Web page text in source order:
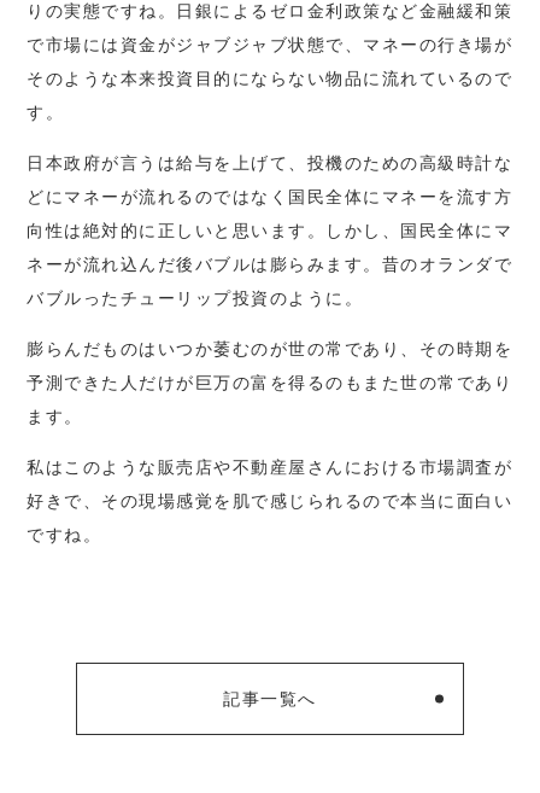
りの実態ですね。日銀によるゼロ金利政策など金融緩和策
で市場には資金がジャブジャブ状態で、マネーの行き場が
そのような本来投資目的にならない物品に流れているので
す。
日本政府が言うは給与を上げて、投機のための高級時計な
どにマネーが流れるのではなく国民全体にマネーを流す方
向性は絶対的に正しいと思います。しかし、国民全体にマ
ネーが流れ込んだ後バブルは膨らみます。昔のオランダで
バブルったチューリップ投資のように。
膨らんだものはいつか萎むのが世の常であり、その時期を
予測できた人だけが巨万の富を得るのもまた世の常であり
ます。
私はこのような販売店や不動産屋さんにおける市場調査が
好きで、その現場感覚を肌で感じられるので本当に面白い
ですね。
記事一覧へ